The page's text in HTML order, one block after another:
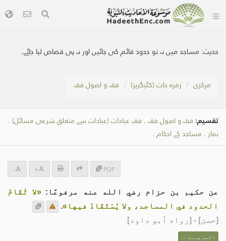
حدیث: مساجد میں نہ تو حدود قائم کی جائیں اور نہ ہی قصاص لیا جائے۔
مرکزی زمرہ جات (کٹیگریز) فقہ و اصولِ فقہ
تقسیم: فقہ و اصولِ فقہ . فقہِ عبادات (عبادات سے متعلق شرعی مسائل) .
نماز . مساجد کے احکام .
PDF
+
-
عن حكيم بن حزام رضي الله عنه مرفوعًا: «لا تُقَامُ
الحدود في المساجد، ولا يُسْتَقَادُ فيها».
[حسن] - [رواه أبو داود]
المزيــد ...